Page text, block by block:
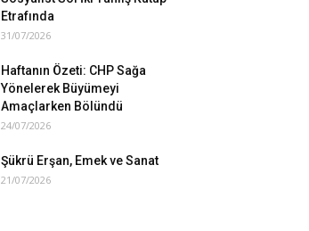
Etrafında
31/07/2026
Haftanın Özeti: CHP Sağa
Yönelerek Büyümeyi
Amaçlarken Bölündü
24/07/2026
Şükrü Erşan, Emek ve Sanat
21/07/2026